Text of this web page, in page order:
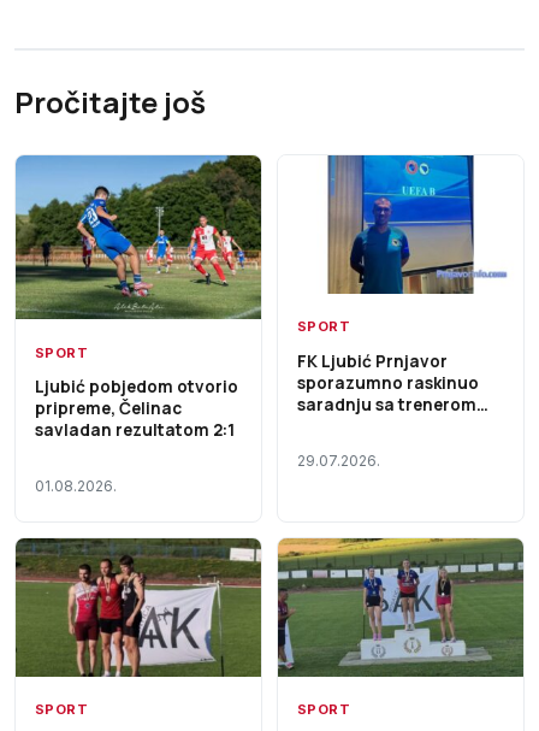
Pročitajte još
SPORT
Ljubić pobjedom otvorio
pripreme, Čelinac
savladan rezultatom 2:1
01.08.2026.
SPORT
FK Ljubić Prnjavor
sporazumno raskinuo
saradnju sa trenerom
29.07.2026.
SPORT SPORT